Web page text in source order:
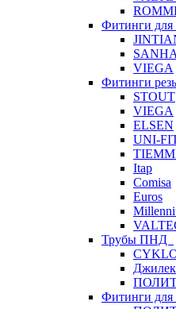
Фитинги для
SANHA
VIEGA
Фитинги
STOUT
VIEGA
ELSEN
UNI-
Itap
Comisa
Euros
Трубы ПНД
Фитинги